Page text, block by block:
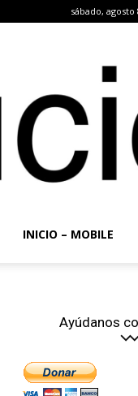
sábado, agosto
INICIO – MOBILE
Ayúdanos